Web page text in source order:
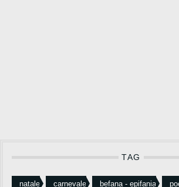
TAG
natale carnevale befana - epifania